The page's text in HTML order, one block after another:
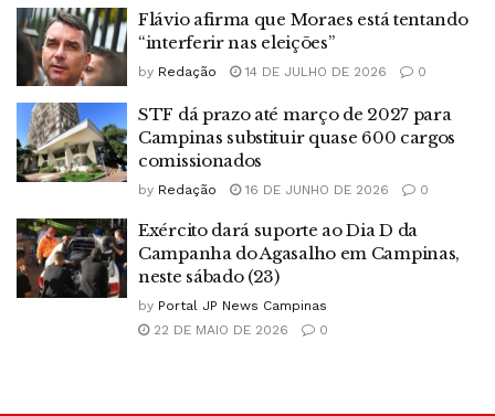
Flávio afirma que Moraes está tentando
“interferir nas eleições”
by Redação 14 DE JULHO DE 2026 0
STF dá prazo até março de 2027 para
Campinas substituir quase 600 cargos
comissionados
by Redação 16 DE JUNHO DE 2026 0
Exército dará suporte ao Dia D da
Campanha do Agasalho em Campinas,
neste sábado (23)
by Portal JP News Campinas
22 DE MAIO DE 2026
0